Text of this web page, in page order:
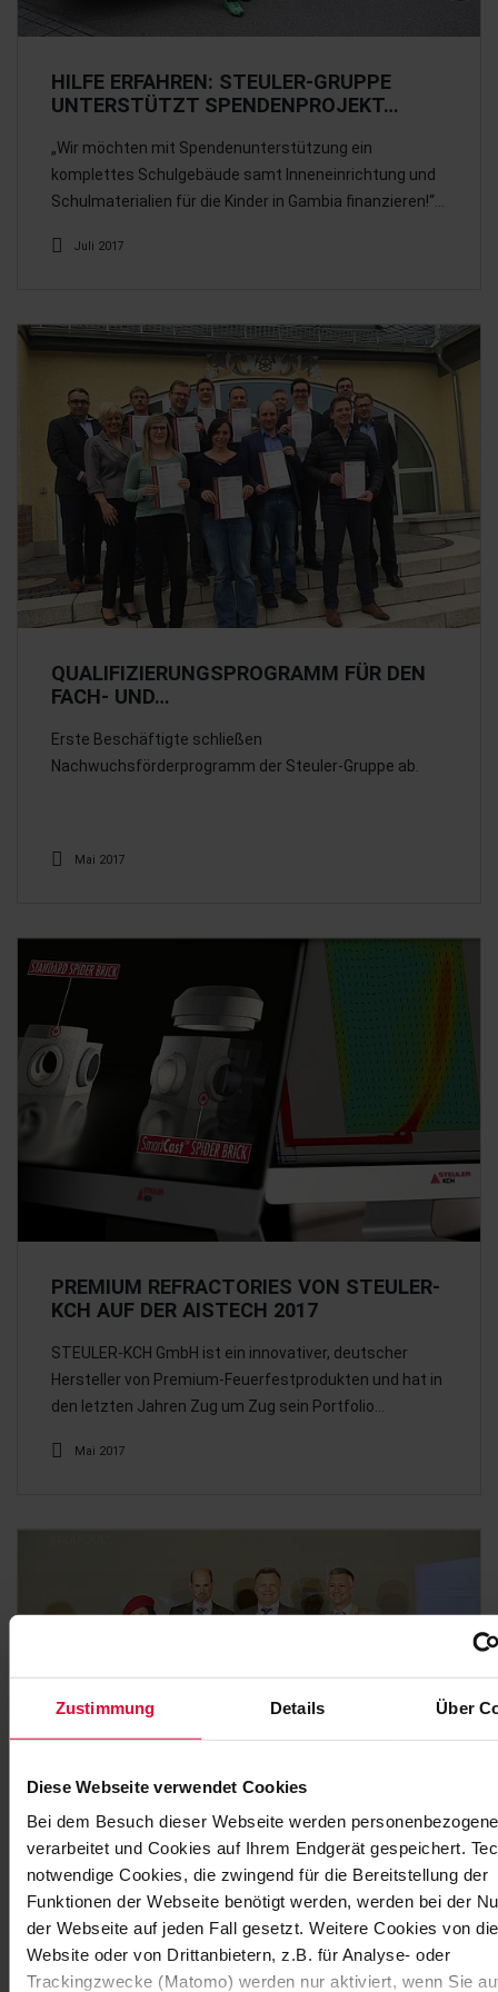
Zustimmung Details Über
Diese Webseite verwendet Cookies
Bei dem Besuch dieser Webseite werden
verarbeitet und Cookies auf Ihrem Endgerät gespeichert.
notwendige Cookies, die zwingend für die Bereitstellung der
Funktionen der Webseite benötigt werden, werden bei der
der Webseite auf jeden Fall gesetzt. Weitere Cookies von
Website oder von Drittanbietern, z.B. für Analyse- oder
Trackingzwecke (Matomo) werden nur aktiviert, wenn Sie
HILFE ERFAHREN: STEULER-GRUPPE
UNTERSTÜTZT SPENDENPROJEKT…
„Wir möchten mit Spendenunterstützung ein
komplettes Schulgebäude samt Inneneinrichtung und
Schulmaterialien für die Kinder in Gambia finanzieren!“…
Juli 2017
QUALIFIZIERUNGSPROGRAMM FÜR DEN
FACH- UND…
Erste Beschäftigte schließen
Nachwuchsförderprogramm der Steuler-Gruppe ab.
Mai 2017
PREMIUM REFRACTORIES VON STEULER-
KCH AUF DER AISTECH 2017
STEULER-KCH GmbH ist ein innovativer, deutscher
Hersteller von Premium-Feuerfestprodukten und hat in
den letzten Jahren Zug um Zug sein Portfolio…
Mai 2017
GOLDEN WAVE 2017: KATEGORIE
SCHWIMMBECKEN GEHT AN…
Am 30. März 2017 verlieh Deutschlands führendes
Pool- und Wellnessmagazin SCHWIMMBAD + SAUNA